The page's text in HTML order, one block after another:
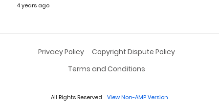
4 years ago
Privacy Policy
Copyright Dispute Policy
Terms and Conditions
All Rights Reserved View Non-AMP Version